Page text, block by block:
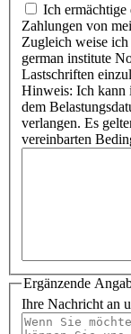
Ich
Zahlungen von
Zugleich weise
german institute
Lastschriften
Hinweis: Ich kann
dem
verlangen. Es
vereinbarten
Ergänzende
Ihre Nachricht an